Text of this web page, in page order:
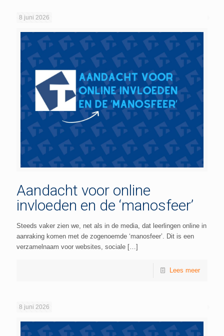
8 juni 2026
Aandacht voor online
invloeden en de ‘manosfeer’
Steeds vaker zien we, net als in de media, dat leerlingen online in
aanraking komen met de zogenoemde ‘manosfeer’. Dit is een
verzamelnaam voor websites, sociale […]
Lees meer
8 juni 2026